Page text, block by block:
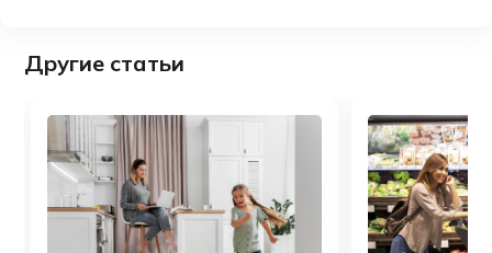
Другие статьи